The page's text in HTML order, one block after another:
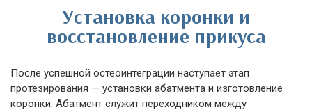
Установка коронки и
восстановление прикуса
После успешной остеоинтеграции наступает этап
протезирования — установки абатмента и изготовление
коронки. Абатмент служит переходником между